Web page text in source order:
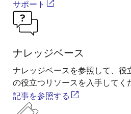
サポート
ナレッジベース
ナレッジベースを参照して、役
の役立つリソースを入手してく
記事を参照する